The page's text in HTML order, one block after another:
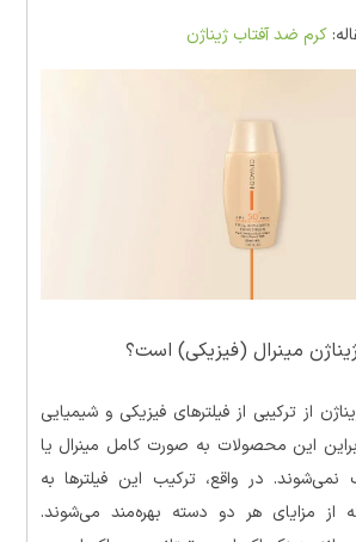
کرم ضد آفتاب ژیناژن
مینرال (فیزیکی) است؟
از ترکیبی از فیلترهای فیزیکی و شیمیایی
این محصولات به صورت کامل مینرال یا
در واقع، ترکیب این فیلترها به
از مزایای هر دو دسته بهره‌مند می‌شوند.